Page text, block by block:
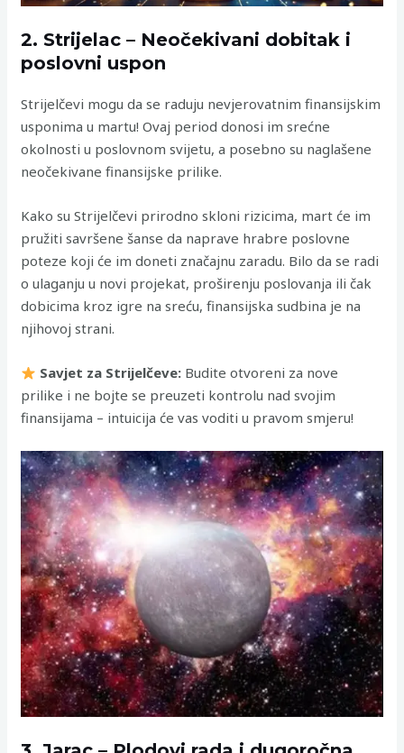
2. Strijelac – Neočekivani dobitak i
poslovni uspon
Strijelčevi mogu da se raduju nevjerovatnim finansijskim
usponima u martu! Ovaj period donosi im srećne
okolnosti u poslovnom svijetu, a posebno su naglašene
neočekivane finansijske prilike.
Kako su Strijelčevi prirodno skloni rizicima, mart će im
pružiti savršene šanse da naprave hrabre poslovne
poteze koji će im doneti značajnu zaradu. Bilo da se radi
o ulaganju u novi projekat, proširenju poslovanja ili čak
dobicima kroz igre na sreću, finansijska sudbina je na
njihovoj strani.
Savjet za Strijelčeve: Budite otvoreni za nove
prilike i ne bojte se preuzeti kontrolu nad svojim
finansijama – intuicija će vas voditi u pravom smjeru!